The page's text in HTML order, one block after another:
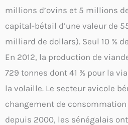
millions d’ovins et 5 millions
capital-bétail d’une valeur de
milliard de dollars). Seul 10 %
En 2012, la production de
729 tonnes dont 41 % pour la
la volaille. Le secteur avicole
changement de
depuis 2000, les sénégalais